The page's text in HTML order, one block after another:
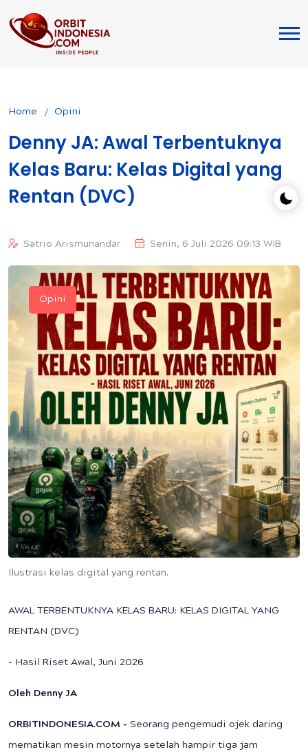
Home Opini
Denny JA: Awal Terbentuknya
Kelas Baru: Kelas Digital yang
Rentan (DVC)
Satrio Arismunandar Senin, 6 Juli 2026 09:13 WIB
Ilustrasi kelas digital yang rentan.
Opini
AWAL TERBENTUKNYA KELAS BARU: KELAS DIGITAL YANG
RENTAN (DVC)
- Hasil Riset Awal, Juni 2026
Oleh Denny JA
ORBITINDONESIA.COM - Seorang pengemudi ojek daring
mematikan mesin motornya setelah hampir tiga jam